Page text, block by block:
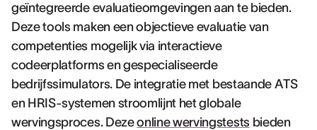
geïntegreerde evaluatieomgevingen aan te bieden.
Deze tools maken een objectieve evaluatie van
competenties mogelijk via interactieve
codeerplatforms en gespecialiseerde
bedrijfssimulators. De integratie met bestaande ATS
en HRIS-systemen stroomlijnt het globale
wervingsproces. Dezeonline wervingstestsbieden